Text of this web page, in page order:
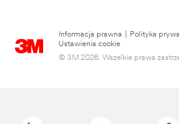
Informacja prawna Polityka
Ustawienia cookie
© 3M 2026. Wszelkie prawa